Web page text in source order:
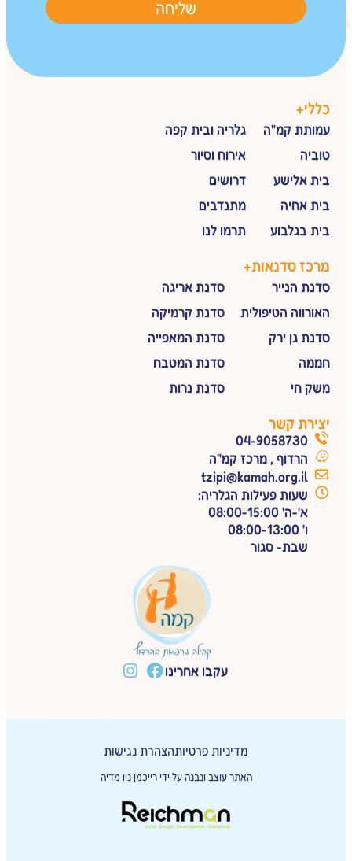
שליחה
כללי+
עמותת קמ"ה
טוביה
בית אלישע
בית אחיה
בית בגלבוע
גלריה ובית קפה
אירוח וסיור
דרושים
מתנדבים
תרמו לנו
מרכז סדנאות+
סדנת הנייר
האורווה הטיפולית
סדנת גן ירק
חממה
משק חי
סדנת אריגה
סדנת קרמיקה
סדנת המאפייה
סדנת המטבח
סדנת נרות
יצירת קשר
04-9058730
הרדוף , מרכז קמ"ה
tzipi@kamah.org.il
שעות פעילות הגלריה:
א'-ה' 08:00-15:00
ו' 08:00-13:00
שבת- סגור
עקבו אחרינו
מדיניות פרטיותהצהרת נגישות
האתר עוצב ונבנה על ידי רייכמן ניו מדיה